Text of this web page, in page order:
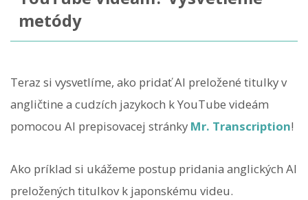
metódy
Teraz si vysvetlíme, ako pridať AI preložené titulky v
angličtine a cudzích jazykoch k YouTube videám
pomocou AI prepisovacej stránky Mr. Transcription!
Ako príklad si ukážeme postup pridania anglických AI
preložených titulkov k japonskému videu.